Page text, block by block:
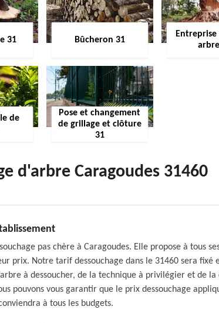
31 Bûcheron 31
de
Pose et changement
de grillage et clôture
31
d'arbre Caragoudes 31460
pas chère à Caragoudes. Elle propose à tous
prix. Notre tarif dessouchage dans le 31460 sera fixé
à dessoucher, de la technique à privilégier et de la
pouvons vous garantir que le prix dessouchage
à tous les budgets.